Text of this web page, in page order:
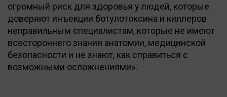
огромный риск для здоровья у людей, которые
доверяют инъекции ботулотоксина и киллеров
неправильным специалистам, которые не имеют
всестороннего знания анатомии, медицинской
безопасности и не знают, как справиться с
возможными осложнениями».